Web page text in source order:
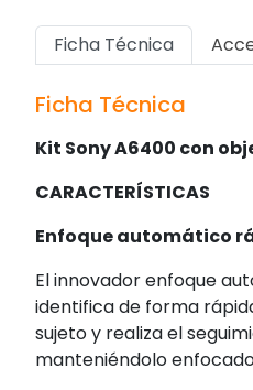
Ficha Técnica
Ficha Técnica
Kit Sony A6400 con
CARACTERÍSTICAS
Enfoque automático
El innovador enfoque
identifica de forma
sujeto y realiza el
manteniéndolo